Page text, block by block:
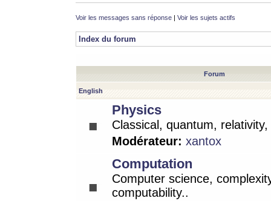
Voir les messages sans réponse | Voir les sujets actifs
Index du forum
Forum
English
Physics
Classical, quantum,
Modérateur: xantox
Computation
Computer science,
computability..